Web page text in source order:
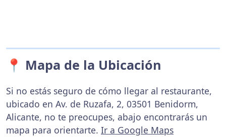
📍 Mapa de la Ubicación
Si no estás seguro de cómo llegar al restaurante,
ubicado en Av. de Ruzafa, 2, 03501 Benidorm,
Alicante, no te preocupes, abajo encontrarás un
mapa para orientarte. Ir a Google Maps